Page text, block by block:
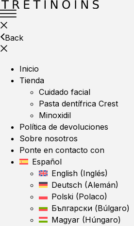
Back
Inicio
Tienda
Cuidado facial
Pasta dentífrica Crest
Minoxidil
Política de devoluciones
Sobre nosotros
Ponte en contacto con
Español
English (Inglés)
Deutsch (Alemán)
Polski (Polaco)
Български (Búlgaro)
Magyar (Húngaro)